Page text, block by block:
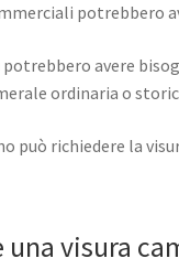
potrebbero
avere
ordinaria o
può richiedere la
una visura